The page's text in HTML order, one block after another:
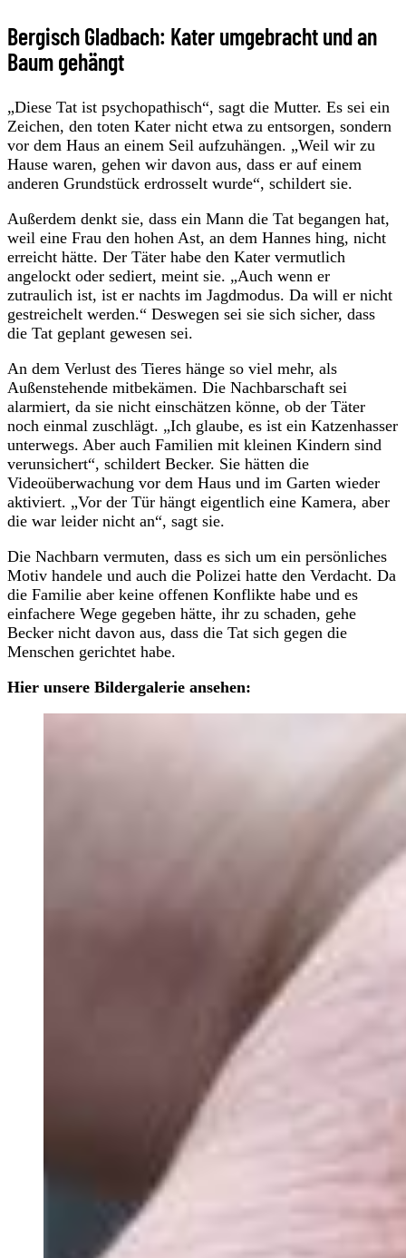
Bergisch Gladbach: Kater umgebracht und an
Baum gehängt
„Diese Tat ist psychopathisch“, sagt die Mutter. Es sei ein
Zeichen, den toten Kater nicht etwa zu entsorgen, sondern
vor dem Haus an einem Seil aufzuhängen. „Weil wir zu
Hause waren, gehen wir davon aus, dass er auf einem
anderen Grundstück erdrosselt wurde“, schildert sie.
Außerdem denkt sie, dass ein Mann die Tat begangen hat,
weil eine Frau den hohen Ast, an dem Hannes hing, nicht
erreicht hätte. Der Täter habe den Kater vermutlich
angelockt oder sediert, meint sie. „Auch wenn er
zutraulich ist, ist er nachts im Jagdmodus. Da will er nicht
gestreichelt werden.“ Deswegen sei sie sich sicher, dass
die Tat geplant gewesen sei.
An dem Verlust des Tieres hänge so viel mehr, als
Außenstehende mitbekämen. Die Nachbarschaft sei
alarmiert, da sie nicht einschätzen könne, ob der Täter
noch einmal zuschlägt. „Ich glaube, es ist ein Katzenhasser
unterwegs. Aber auch Familien mit kleinen Kindern sind
verunsichert“, schildert Becker. Sie hätten die
Videoüberwachung vor dem Haus und im Garten wieder
aktiviert. „Vor der Tür hängt eigentlich eine Kamera, aber
die war leider nicht an“, sagt sie.
Die Nachbarn vermuten, dass es sich um ein persönliches
Motiv handele und auch die Polizei hatte den Verdacht. Da
die Familie aber keine offenen Konflikte habe und es
einfachere Wege gegeben hätte, ihr zu schaden, gehe
Becker nicht davon aus, dass die Tat sich gegen die
Menschen gerichtet habe.
Hier unsere Bildergalerie ansehen: